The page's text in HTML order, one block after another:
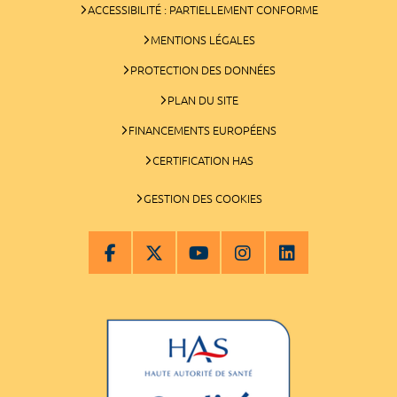
ACCESSIBILITÉ : PARTIELLEMENT CONFORME
MENTIONS LÉGALES
PROTECTION DES DONNÉES
PLAN DU SITE
FINANCEMENTS EUROPÉENS
CERTIFICATION HAS
GESTION DES COOKIES